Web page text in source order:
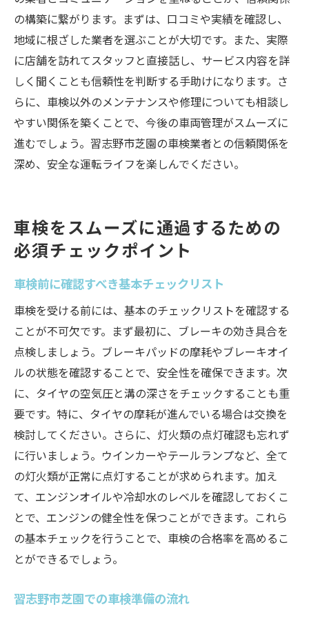
の構築に繋がります。まずは、口コミや実績を確認し、
地域に根ざした業者を選ぶことが大切です。また、実際
に店舗を訪れてスタッフと直接話し、サービス内容を詳
しく聞くことも信頼性を判断する手助けになります。さ
らに、車検以外のメンテナンスや修理についても相談し
やすい関係を築くことで、今後の車両管理がスムーズに
進むでしょう。習志野市芝園の車検業者との信頼関係を
深め、安全な運転ライフを楽しんでください。
車検をスムーズに通過するための
必須チェックポイント
車検前に確認すべき基本チェックリスト
車検を受ける前には、基本のチェックリストを確認する
ことが不可欠です。まず最初に、ブレーキの効き具合を
点検しましょう。ブレーキパッドの摩耗やブレーキオイ
ルの状態を確認することで、安全性を確保できます。次
に、タイヤの空気圧と溝の深さをチェックすることも重
要です。特に、タイヤの摩耗が進んでいる場合は交換を
検討してください。さらに、灯火類の点灯確認も忘れず
に行いましょう。ウインカーやテールランプなど、全て
の灯火類が正常に点灯することが求められます。加え
て、エンジンオイルや冷却水のレベルを確認しておくこ
とで、エンジンの健全性を保つことができます。これら
の基本チェックを行うことで、車検の合格率を高めるこ
とができるでしょう。
習志野市芝園での車検準備の流れ